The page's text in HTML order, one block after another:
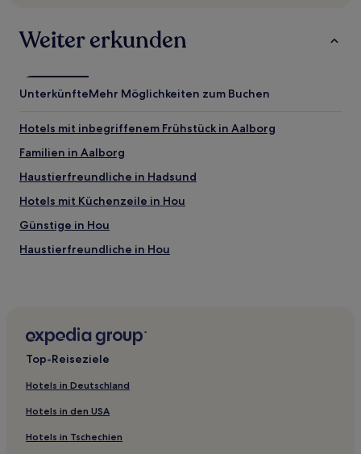
sich
ändern.
können
zusätzliche
gelten.
Weiter erkunden
UnterkünfteMehr Möglichkeiten zum Buchen
Hotels mit inbegriffenem Frühstück in Aalborg
Familien in Aalborg
Haustierfreundliche in Hadsund
Hotels mit Küchenzeile in Hou
Günstige in Hou
Haustierfreundliche in Hou
Haustierfreundliche in Hals
Familien in Aalborg Zentrum
Hotels mit Parkplatz in Aalborg Zentrum
Haustierfreundliche in Aalborg Zentrum
Hotels mit inbegriffenem Frühstück in Aalborg Zentrum
Top-Reiseziele
Hotels in Deutschland
Hotels in den USA
Hotels in Tschechien